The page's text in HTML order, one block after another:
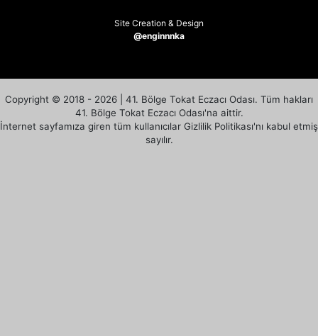
Site Creation & Design
@enginnnka
Copyright © 2018 - 2026 | 41. Bölge Tokat Eczacı Odası. Tüm hakları
41. Bölge Tokat Eczacı Odası'na aittir.
İnternet sayfamıza giren tüm kullanıcılar Gizlilik Politikası'nı kabul etmiş
sayılır.